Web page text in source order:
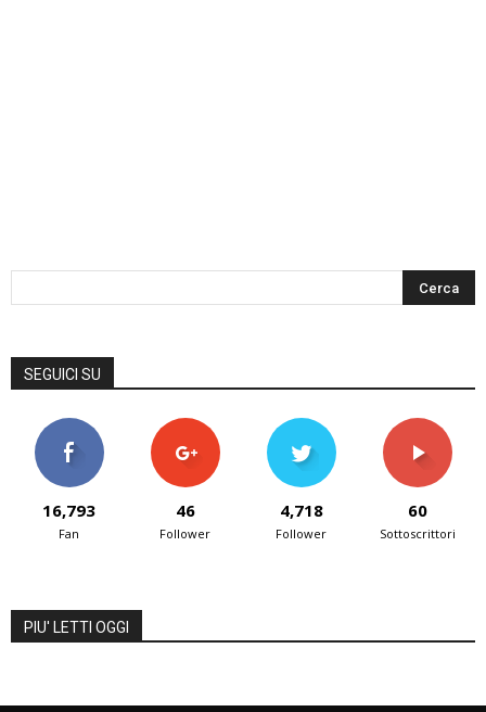
SEGUICI SU
16,793
Fan
46
Follower
4,718
Follower
60
Sottoscrittori
PIU' LETTI OGGI